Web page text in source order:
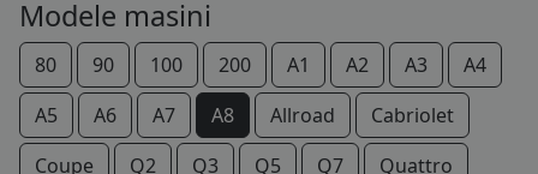
MARCA AUTO
BLOG
B2B - COLABORARE COMPANII
CONT
Modele masini
80 90 100 200 A1 A2 A3
A4
A5
A6 A7 A8 Allroad
Cabriolet
Coupe
Q2 Q3 Q5 Q7
Quattro